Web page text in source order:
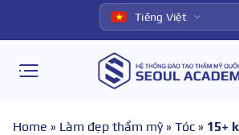
Tiếng Việt
Home » Làm đẹp thẩm mỹ» Tóc » 15+